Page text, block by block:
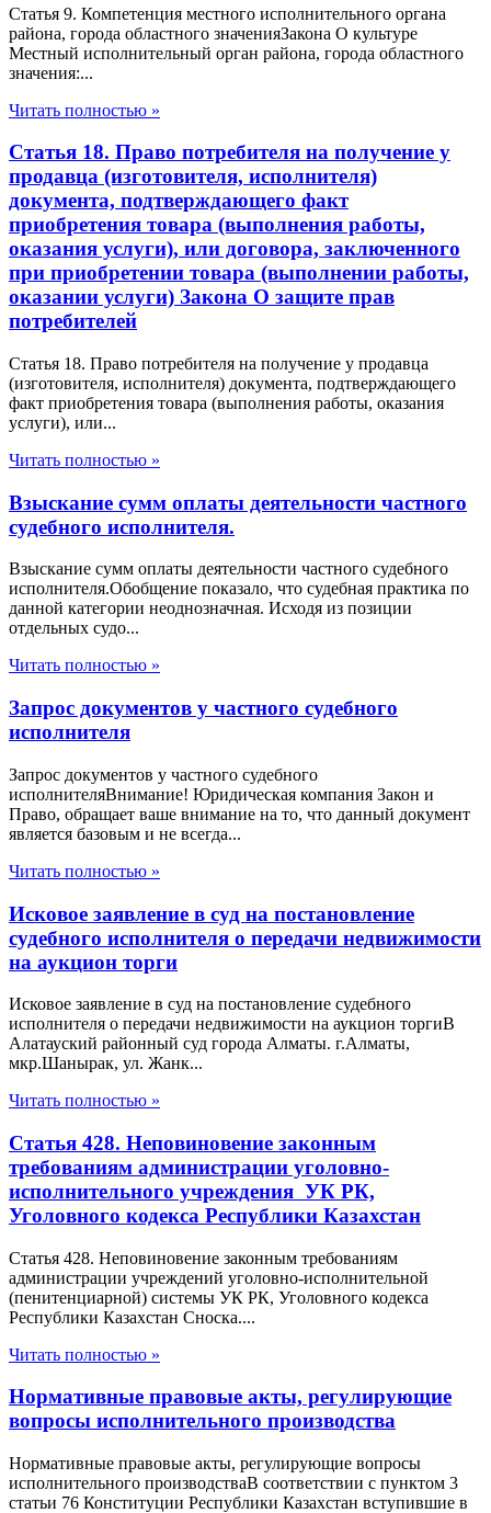
Статья 9. Компетенция местного исполнительного органа
района, города областного значенияЗакона О культуре
Местный исполнительный орган района, города областного
значения:...
Читать полностью »
Статья 18. Право потребителя на получение у
продавца (изготовителя, исполнителя)
документа, подтверждающего факт
приобретения товара (выполнения работы,
оказания услуги), или договора, заключенного
при приобретении товара (выполнении работы,
оказании услуги) Закона О защите прав
потребителей
Статья 18. Право потребителя на получение у продавца
(изготовителя, исполнителя) документа, подтверждающего
факт приобретения товара (выполнения работы, оказания
услуги), или...
Читать полностью »
Взыскание сумм оплаты деятельности частного
судебного исполнителя.
Взыскание сумм оплаты деятельности частного судебного
исполнителя.Обобщение показало, что судебная практика по
данной категории неоднозначная. Исходя из позиции
отдельных судо...
Читать полностью »
Запрос документов у частного судебного
исполнителя
Запрос документов у частного судебного
исполнителяВнимание! Юридическая компания Закон и
Право, обращает ваше внимание на то, что данный документ
является базовым и не всегда...
Читать полностью »
Исковое заявление в суд на постановление
судебного исполнителя о передачи недвижимости
на аукцион торги
Исковое заявление в суд на постановление судебного
исполнителя о передачи недвижимости на аукцион торгиВ
Алатауский районный суд города Алматы. г.Алматы,
мкр.Шанырак, ул. Жанк...
Читать полностью »
Статья 428. Неповиновение законным
требованиям администрации уголовно-
исполнительного учреждения УК РК,
Уголовного кодекса Республики Казахстан
Статья 428. Неповиновение законным требованиям
администрации учреждений уголовно-исполнительной
(пенитенциарной) системы УК РК, Уголовного кодекса
Республики Казахстан Сноска....
Читать полностью »
Нормативные правовые акты, регулирующие
вопросы исполнительного производства
Нормативные правовые акты, регулирующие вопросы
исполнительного производстваВ соответствии с пунктом 3
статьи 76 Конституции Республики Казахстан вступившие в